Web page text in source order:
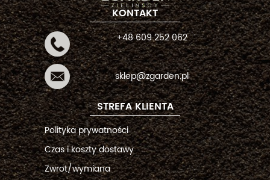
KONTAKT
+48 609 252 062
sklep@zgarden.pl
STREFA KLIENTA
Polityka prywatności
Czas i koszty dostawy
Zwrot/wymiana